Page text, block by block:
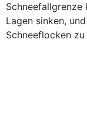
Lagen sinken,
Schneeflocken